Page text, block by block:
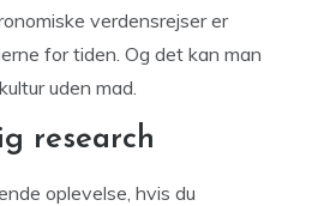
verdensrejser er
for tiden. Og det kan man
uden mad.
research
oplevelse, hvis du